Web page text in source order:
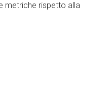
metriche rispetto alla